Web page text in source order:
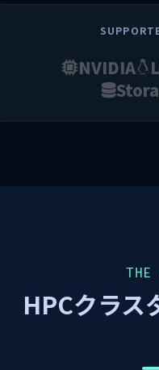
NVIDIA
THE
HPCクラス